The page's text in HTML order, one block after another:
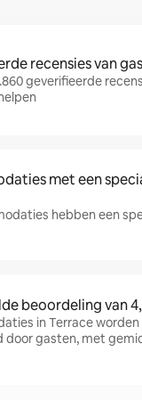
recensies van
geverifieerde
met een
hebben een
beoordeling van
in Terrace worden
door gasten, met